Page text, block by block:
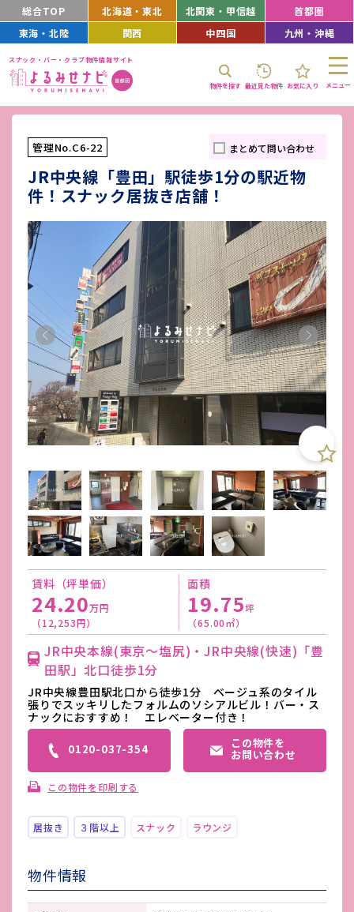
総合TOP 北海道・東北 北関東・甲信越
首都圏
東海・北陸
関西 中四国 九州・沖縄
スナック・バー・クラブ物件情報サイト
物件を探す 最近見た物件 お気に入り メニュー
管理No.C6-22 まとめて問い合わせ
JR中央線「豊田」駅徒歩1分の駅近物
件！スナック居抜き店舗！
賃料（坪単価）
24.20万円
（12,253円）
面積
19.75坪
（65.00㎡）
JR中央本線(東京～塩尻)・JR中央線(快速)「豊
田駅」北口徒歩1分
JR中央線豊田駅北口から徒歩1分 ベージュ系のタイル
張りでスッキリしたフォルムのソシアルビル！バー・ス
ナックにおすすめ！ エレベーター付き！
0120-037-354 この物件を
お問い合わせ
この物件を印刷する
居抜き ３階以上 スナック ラウンジ
物件情報